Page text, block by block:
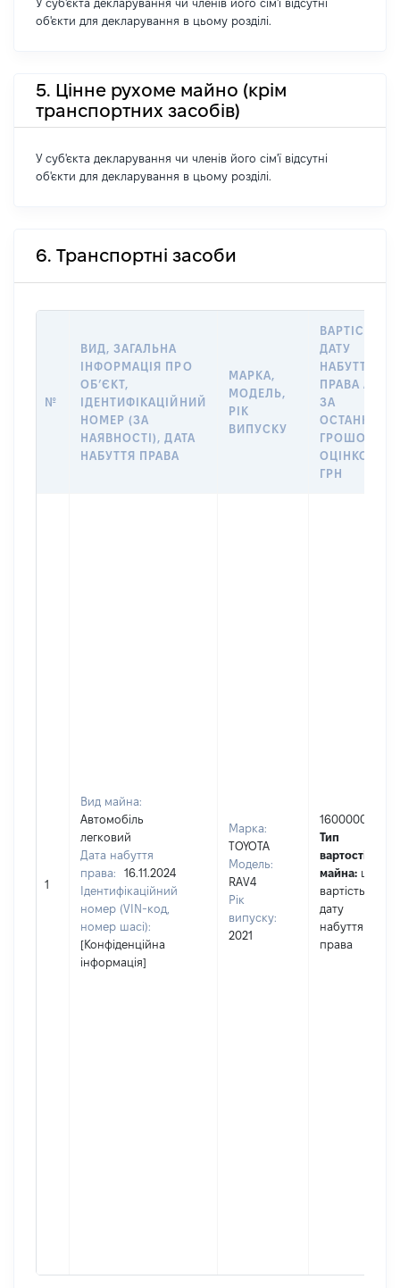
У суб'єкта декларування чи членів його сім'ї відсутні
об'єкти для декларування в цьому розділі.
5. Цінне рухоме майно (крім
транспортних засобів)
У суб'єкта декларування чи членів його сім'ї відсутні
об'єкти для декларування в цьому розділі.
6. Транспортні засоби
№
ВИД, ЗАГАЛЬНА
ІНФОРМАЦІЯ ПРО
ОБʼЄКТ,
ІДЕНТИФІКАЦІЙНИЙ
НОМЕР (ЗА
НАЯВНОСТІ), ДАТА
НАБУТТЯ ПРАВА
МАРКА,
МОДЕЛЬ,
РІК
ВИПУСКУ
ВАРТІСТЬ НА
ДАТУ
НАБУТТЯ
ПРАВА АБО
ЗА
ГРОШОВОЮ
ОЦІНКОЮ,
ГРН
1
Вид майна:
Автомобіль
легковий
Дата набуття
права:
16.11.2024
Ідентифікаційний
номер (VIN-код,
номер шасі):
[Конфіденційна
інформація]
Марка:
TOYOTA
Модель:
RAV4
Рік
випуску:
2021
1600000
Тип
вартості
майна: це
вартість на
дату
набуття
права